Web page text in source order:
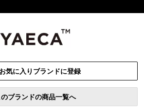
お気に入りブランドに登録
のブランドの商品一覧へ